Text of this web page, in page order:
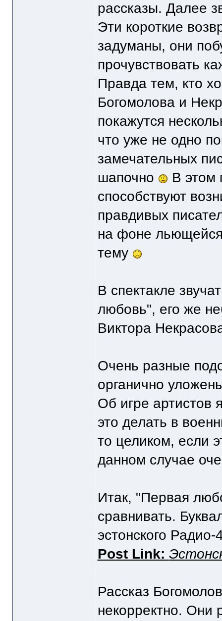
рассказы. Далее
Эти короткие
задуманы, они
прочувствовать
Правда тем, кто
Богомолова и
покажутся
что уже не одно
замечательных
шапочно
В этом
способствуют
правдивых
на фоне
тему
В спектакле
любовь", его же
Виктора
Очень разные
органично
Об игре артистов
это делать в
то целиком, если
данном случае
Итак, "Первая
сравнивать.
эстонского
Post Link:
Рассказ
некорректно. Они